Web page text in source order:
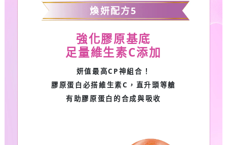
煥妍配方5
強化膠原基底
足量維生素C添加
妍值最高CP神組合！
膠原蛋白必搭維生素C，直升頭等艙
有助膠原蛋白的合成與吸收